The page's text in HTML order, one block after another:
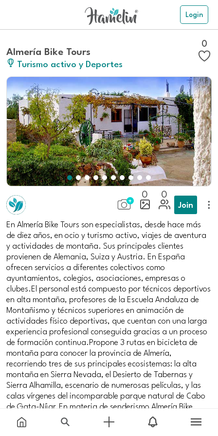
Login
Almería Bike Tours
Turismo activo y Deportes
0
0 0
Join
En Almería Bike Tours son especialistas, desde hace más
de diez años, en ocio y turismo activo, viajes de aventura
y actividades de montaña. Sus principales clientes
provienen de Alemania, Suiza y Austria. En España
ofrecen servicios a diferentes colectivos como
ayuntamientos, colegios, asociaciones, empresas o
clubes.El personal está compuesto por técnicos deportivos
en alta montaña, profesores de la Escuela Andaluza de
Montañismo y técnicos superiores en animación de
actividades físico deportivas, que cuentan con una larga
experiencia profesional conseguida gracias a un proceso
de formación continua.Propone 3 rutas en bicicleta de
montaña para conocer la provincia de Almería,
recorriendo tres de sus principales ecosistemas: la alta
montaña en Sierra Nevada, el Desierto de Tabernas y
Sierra Alhamilla, escenario de numerosas películas, y las
calas vírgenes del incomparable parque natural de Cabo
de Gata-Níjar.En materia de senderismo Almería Bike
Tours le ofrece varias rutas a pie por Almería, la Alpujarra,
el sendero Sulayr, parque natural Cabo de Gata-Níjar,